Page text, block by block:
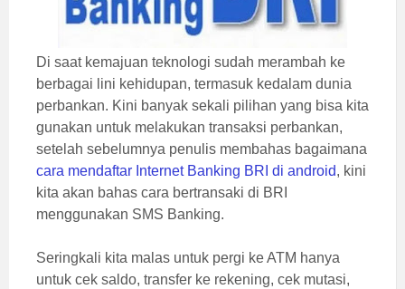
Di saat kemajuan teknologi sudah merambah ke
berbagai lini kehidupan, termasuk kedalam dunia
perbankan. Kini banyak sekali pilihan yang bisa kita
gunakan untuk melakukan transaksi perbankan,
setelah sebelumnya penulis membahas bagaimana
cara mendaftar Internet Banking BRI di android, kini
kita akan bahas cara bertransaki di BRI
menggunakan SMS Banking.
Seringkali kita malas untuk pergi ke ATM hanya
untuk cek saldo, transfer ke rekening, cek mutasi,